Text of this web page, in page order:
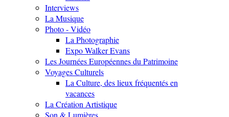
Interviews
La Musique
Photo - Vidéo
La Photographie
Expo Walker Evans
Les Journées Européennes du Patrimoine
Voyages Culturels
La Culture, des lieux fréquentés en
vacances
La Création Artistique